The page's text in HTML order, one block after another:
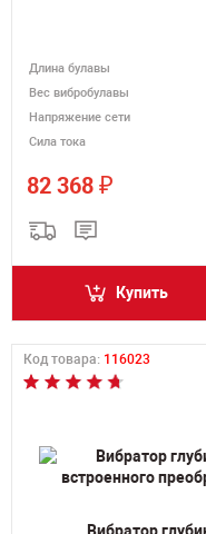
Длина булавы
Вес вибробулавы
Напряжение сети
Сила тока
82 368 ₽
Купить
Код товара: 116023
Вибратор